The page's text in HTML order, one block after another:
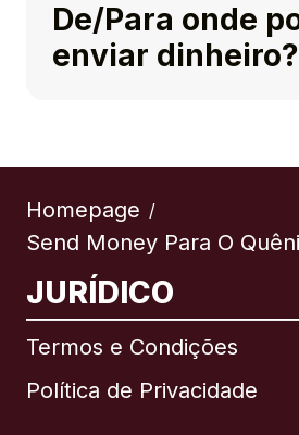
De/Para onde
enviar dinheiro?
Homepage /
Send Money Para O
JURÍDICO
Termos e Condições
Política de Privacidade